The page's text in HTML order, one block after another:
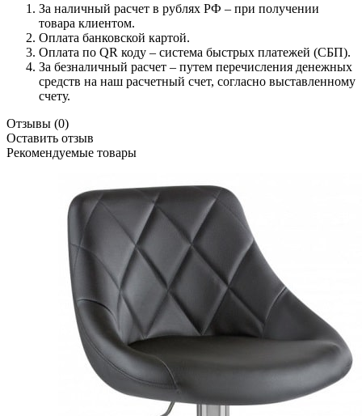
За наличный расчет в рублях РФ – при получении
товара клиентом.
Оплата банковской картой.
Оплата по QR коду – система быстрых платежей (СБП).
За безналичный расчет – путем перечисления денежных
средств на наш расчетный счет, согласно выставленному
счету.
Отзывы (0)
Оставить отзыв
Рекомендуемые товары